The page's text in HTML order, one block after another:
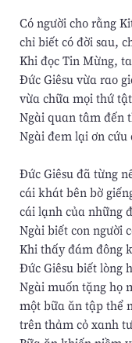
Có người cho rằng
chỉ biết có đời sau,
Khi đọc Tin Mừng,
Ðức Giêsu vừa rao
vừa chữa mọi thứ
Ngài quan tâm đến
Ngài đem lại ơn cứu
Ðức Giêsu đã từng
cái khát bên bờ
cái lạnh của những
Ngài biết con người
Khi thấy đám đông
Ðức Giêsu biết lòng
Ngài muốn tặng họ
một bữa ăn tập thể
trên thảm cỏ xanh